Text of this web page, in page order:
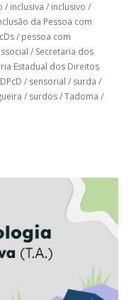
/ inclusiva / inclusivo /
da Pessoa com
/ pessoa com
/ Secretaria dos
Estadual dos Direitos
/ sensorial / surda /
/ surdos/Tadoma /